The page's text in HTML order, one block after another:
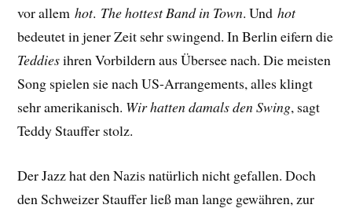
vor allemhot. The hottest Band in Town. Undhot
bedeutet in jener Zeit sehr swingend. In Berlin eifern die
Teddiesihren Vorbildern aus Übersee nach. Die meisten
Song spielen sie nach US-Arrangements, alles klingt
sehr amerikanisch. Wir hatten damals den Swing, sagt
Teddy Stauffer stolz.
Der Jazz hat den Nazis natürlich nicht gefallen. Doch
den Schweizer Stauffer ließ man lange gewähren, zur